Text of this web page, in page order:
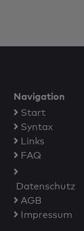
Navigation
Start
Syntax
Links
FAQ
Datenschutz
AGB
Impressum